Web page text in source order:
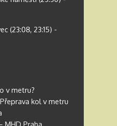
(23:08, 23:15) -
v metru?
Přeprava kol v metru